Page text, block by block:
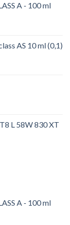
A - 100 ml
AS 10 ml (0,1)
L 58W 830 XT
A - 100 ml